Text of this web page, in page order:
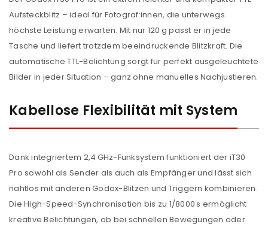
Aufsteckblitz – ideal für Fotograf:innen, die unterwegs
höchste Leistung erwarten. Mit nur 120 g passt er in jede
Tasche und liefert trotzdem beeindruckende Blitzkraft. Die
automatische TTL-Belichtung sorgt für perfekt ausgeleuchtete
Bilder in jeder Situation – ganz ohne manuelles Nachjustieren.
Kabellose Flexibilität mit System
Dank integriertem 2,4 GHz-Funksystem funktioniert der iT30
Pro sowohl als Sender als auch als Empfänger und lässt sich
nahtlos mit anderen Godox-Blitzen und Triggern kombinieren.
Die High-Speed-Synchronisation bis zu 1/8000 s ermöglicht
kreative Belichtungen, ob bei schnellen Bewegungen oder